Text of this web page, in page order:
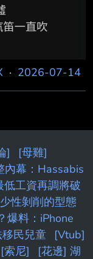
· 2026-07-14
]
[母雞]
內幕：Hassabis
工資再調將破
性剝削的型態
爆料：iPhone
民兒童
[Vtub]
[索尼]
[花邊] 湖